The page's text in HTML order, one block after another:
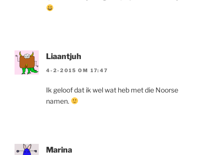
Liaantjuh
4-2-2015 OM 17:47
Ik geloof dat ik wel wat heb met die Noorse
namen.
Marina